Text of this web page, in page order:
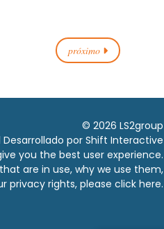
próximo
© 2026 LS2group
Desarrollado por Shift Interactive
you the best user experience.
are in use, why we use them,
privacy rights, please click here.